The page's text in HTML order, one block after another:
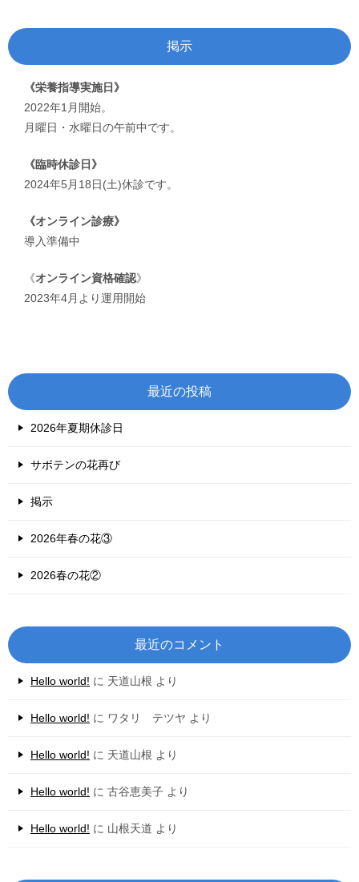
掲示
《栄養指導実施日》
2022年1月開始。
月曜日・水曜日の午前中です。
《臨時休診日》
2024年5月18日(土)休診です。
《オンライン診療》
導入準備中
《オンライン資格確認》
2023年4月より運用開始
最近の投稿
2026年夏期休診日
サボテンの花再び
掲示
2026年春の花③
2026春の花②
最近のコメント
Hello world! に 天道山根 より
Hello world! に ワタリ テツヤ より
Hello world! に 天道山根 より
Hello world! に 古谷恵美子 より
Hello world! に 山根天道 より